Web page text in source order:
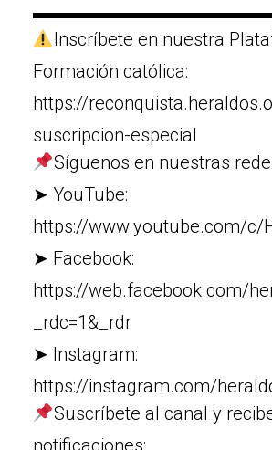
Inscríbete en nuestra
Formación católica:
https://
suscripcion-especial
Síguenos en nuestras
➤ YouTube:
https://www.youtube.com/c/
➤ Facebook:
https://web.facebook.com/
_rdc=1&_rdr
➤ Instagram:
https://instagram.com/
Suscríbete al canal y
notificaciones: